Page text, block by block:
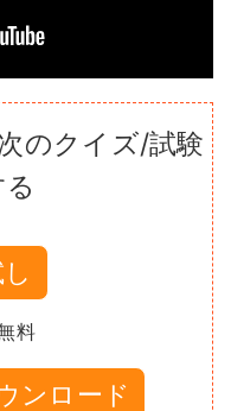
のクイズ/試験
料
ンロード